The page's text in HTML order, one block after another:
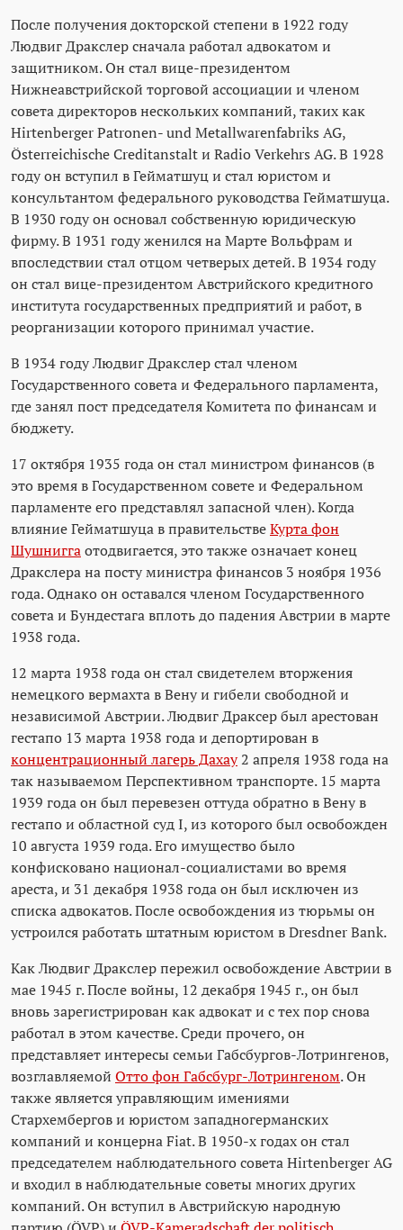
После получения докторской степени в 1922 году
Людвиг Дракслер сначала работал адвокатом и
защитником. Он стал вице-президентом
Нижнеавстрийской торговой ассоциации и членом
совета директоров нескольких компаний, таких как
Hirtenberger Patronen- und Metallwarenfabriks AG,
Österreichische Creditanstalt и Radio Verkehrs AG. В 1928
году он вступил в Гейматшуц и стал юристом и
консультантом федерального руководства Гейматшуца.
В 1930 году он основал собственную юридическую
фирму. В 1931 году женился на Марте Вольфрам и
впоследствии стал отцом четверых детей. В 1934 году
он стал вице-президентом Австрийского кредитного
института государственных предприятий и работ, в
реорганизации которого принимал участие.
В 1934 году Людвиг Дракслер стал членом
Государственного совета и Федерального парламента,
где занял пост председателя Комитета по финансам и
бюджету.
17 октября 1935 года он стал министром финансов (в
это время в Государственном совете и Федеральном
парламенте его представлял запасной член). Когда
влияние Гейматшуца в правительствеКурта фон
Шушниггаотодвигается, это также означает конец
Дракслера на посту министра финансов 3 ноября 1936
года. Однако он оставался членом Государственного
совета и Бундестага вплоть до падения Австрии в марте
1938 года.
12 марта 1938 года он стал свидетелем вторжения
немецкого вермахта в Вену и гибели свободной и
независимой Австрии. Людвиг Драксер был арестован
гестапо 13 марта 1938 года и депортирован в
концентрационный лагерь Дахау2 апреля 1938 года на
так называемом Перспективном транспорте. 15 марта
1939 года он был перевезен оттуда обратно в Вену в
гестапо и областной суд I, из которого был освобожден
10 августа 1939 года. Его имущество было
конфисковано национал-социалистами во время
ареста, и 31 декабря 1938 года он был исключен из
списка адвокатов. После освобождения из тюрьмы он
устроился работать штатным юристом в Dresdner Bank.
Как Людвиг Дракслер пережил освобождение Австрии в
мае 1945 г. После войны, 12 декабря 1945 г., он был
вновь зарегистрирован как адвокат и с тех пор снова
работал в этом качестве. Среди прочего, он
представляет интересы семьи Габсбургов-Лотрингенов,
возглавляемой Отто фон Габсбург-Лотрингеном. Он
также является управляющим имениями
Стархембергов и юристом западногерманских
компаний и концерна Fiat. В 1950-х годах он стал
председателем наблюдательного совета Hirtenberger AG
и входил в наблюдательные советы многих других
компаний. Он вступил в Австрийскую народную